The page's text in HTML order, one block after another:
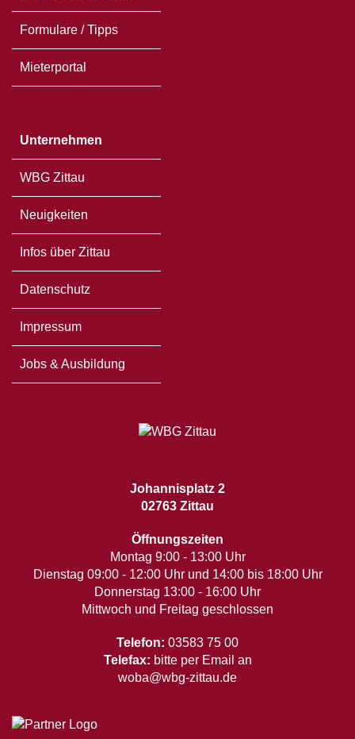
Unternehmen
WBG Zittau
Neuigkeiten
Infos über Zittau
Datenschutz
Impressum
Jobs & Ausbildung
Formulare / Tipps
Mieterportal
Johannisplatz 2
02763 Zittau
Öffnungszeiten
Montag 9:00 - 13:00 Uhr
Dienstag 09:00 - 12:00 Uhr und 14:00 bis 18:00 Uhr
Donnerstag 13:00 - 16:00 Uhr
Mittwoch und Freitag geschlossen
Telefon: 03583 75 00
Telefax: bitte per Email an
woba@wbg-zittau.de